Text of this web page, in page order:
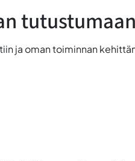
ja oman toiminnan